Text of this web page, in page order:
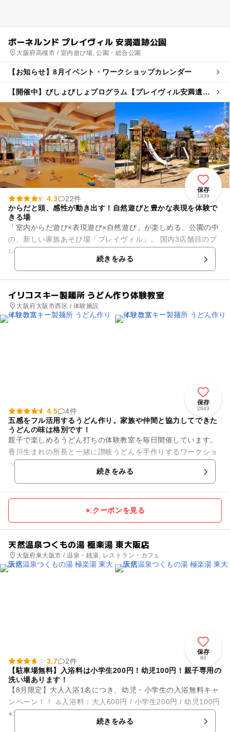
ボーネルンド プレイヴィル 安満遺跡公園
大阪府高槻市 / 室内遊び場, 公園・総合公園
【お知らせ】8月イベント・ワークショップカレンダー
【開催中】びしょびしょプログラム【プレイヴィル安満遺跡
保存
1839
4.3
22件
からだと頭、感性が動き出す！自然遊びと豊かな表現を体験で
きる場
「室内からだ遊び×表現遊び×自然遊び」が楽しめる、公園の中
の、新しい家族あそび場「プレイヴィル」。 国内3店舗目のプ
レイヴィルが、2019年3月、大阪府高槻市の新しい公園「安満
続きをみる
イリコスキー製麺所 うどん作り体験教室
大阪府大阪市西区 / 体験施設
保存
2643
4.5
4件
五感をフル活用するうどん作り。家族や仲間と協力してできた
うどんの味は格別です！
親子で楽しめるうどん打ちの体験教室を毎日開催しています。
香川生まれの所長と一緒に讃岐うどんを手作りするワークショ
ップ。小麦粉と塩と水、３つの素材を混ぜて、踏んで、延ばし
て、切って。ぜひ親子一...続きをみる
クーポンを見る
天然温泉つくもの湯 極楽湯 東大阪店
大阪府東大阪市 / 温泉・銭湯, レストラン・カフェ
保存
80
3.7
2件
【駐車場無料】入浴料は小学生200円！幼児100円！親子専用の
洗い場あります！
【8月限定】大人入浴1名につき、幼児・小学生の入浴無料キャ
ンペーン！！ ♨️入浴料：大人600円 / 小学生200円 / 幼児100円
●源泉掛け流し 地下1,300余mという超深...
続きをみる